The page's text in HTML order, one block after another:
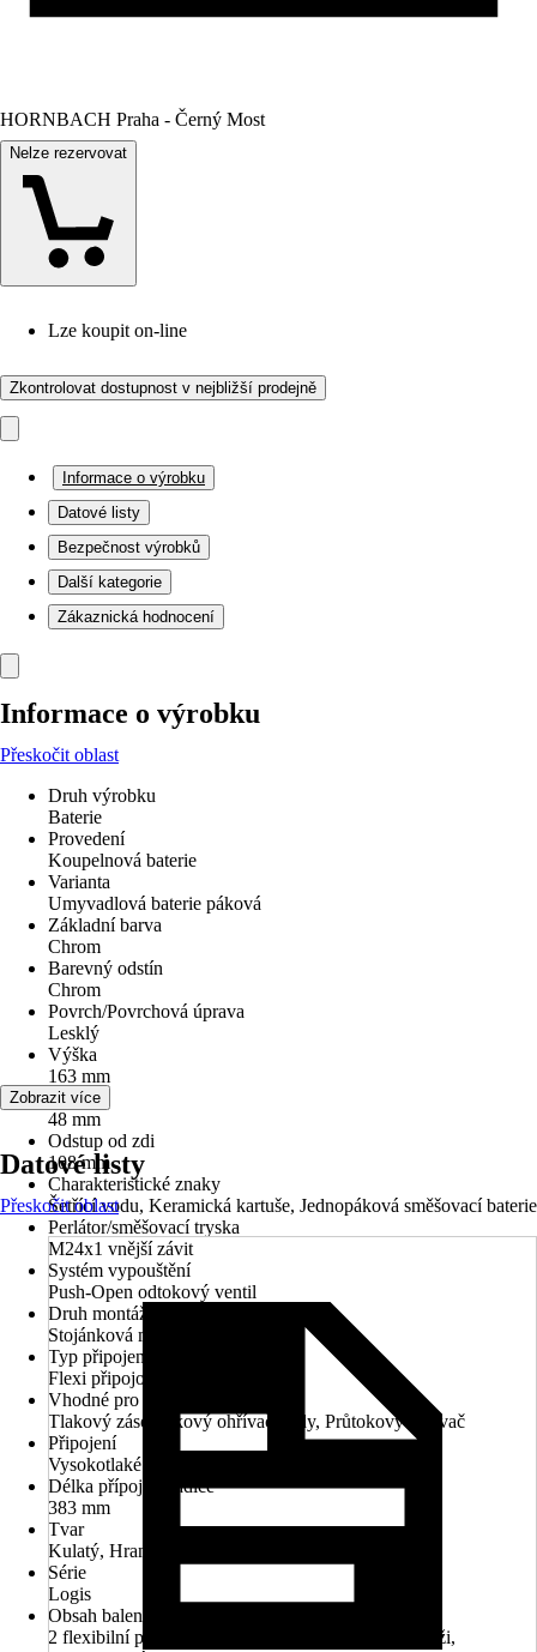
HORNBACH Praha - Černý Most
Nelze rezervovat
Lze koupit on-line
Zkontrolovat dostupnost v nejbližší prodejně
Informace o výrobku
Datové listy
Bezpečnost výrobků
Další kategorie
Zákaznická hodnocení
Informace o výrobku
Přeskočit oblast
Druh výrobku
Baterie
Provedení
Koupelnová baterie
Varianta
Umyvadlová baterie páková
Základní barva
Chrom
Barevný odstín
Chrom
Povrch/Povrchová úprava
Lesklý
Výška
163 mm
Šířka
48 mm
Odstup od zdi
108 mm
Charakteristické znaky
Šetřící vodu, Keramická kartuše, Jednopáková směšovací baterie
Perlátor/směšovací tryska
M24x1 vnější závit
Systém vypouštění
Push-Open odtokový ventil
Druh montáže
Stojánková montáž
Typ připojení
Flexi připojovací hadice 3/8"
Vhodné pro
Tlakový zásobníkový ohřívač vody, Průtokový ohřívač
Připojení
Vysokotlaké - tlakové
Délka přípojné hadice
383 mm
Tvar
Kulatý, Hranatý
Série
Logis
Obsah balení
2 flexibilní připojovací hadice 3/8", Návod k montáži,
Zobrazit více
Datové listy
Přeskočit oblast